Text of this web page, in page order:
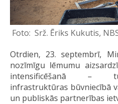
Srž. Ēriks Kukutis,
Otrdien, 23. septembrī,
nozīmīgu lēmumu
intensificēšanā –
infrastruktūras būvniecībā
un publiskās partnerības